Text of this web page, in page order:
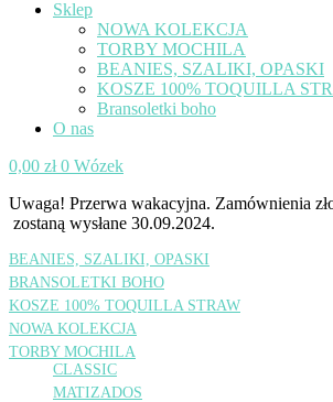
Sklep
NOWA KOLEKCJA
TORBY MOCHILA
BEANIES, SZALIKI, OPASKI
KOSZE 100% TOQUILLA
Bransoletki boho
O nas
0,00 zł 0 Wózek
Uwaga! Przerwa wakacyjna. Zamównienia
zostaną wysłane 30.09.2024.
BEANIES, SZALIKI, OPASKI
BRANSOLETKI BOHO
KOSZE 100% TOQUILLA STRAW
NOWA KOLEKCJA
TORBY MOCHILA
CLASSIC
MATIZADOS